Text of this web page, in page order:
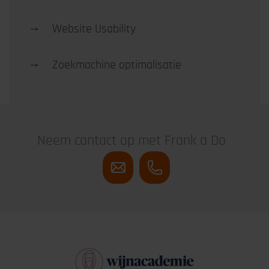
→ Website Usability
→ Zoekmachine optimalisatie
Neem contact op met Frank a Do